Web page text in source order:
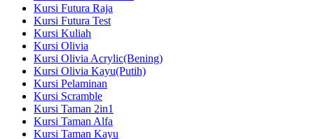
Kursi Futura Raja
Kursi Futura Test
Kursi Kuliah
Kursi Olivia
Kursi Olivia Acrylic(Bening)
Kursi Olivia Kayu(Putih)
Kursi Pelaminan
Kursi Scramble
Kursi Taman 2in1
Kursi Taman Alfa
Kursi Taman Kayu